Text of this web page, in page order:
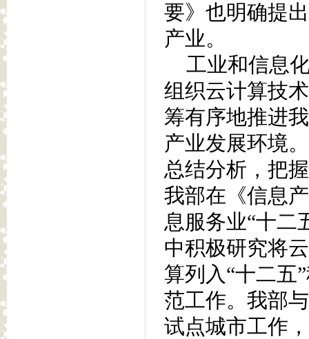
要》也明确提
产业。
工业和信息
组织云计算技
筹有序地推进
产业发展环境
总结分析，把
我部在《信息
息服务业“十二
中积极研究将
算列入“十二五
范工作。我部
试点城市工作